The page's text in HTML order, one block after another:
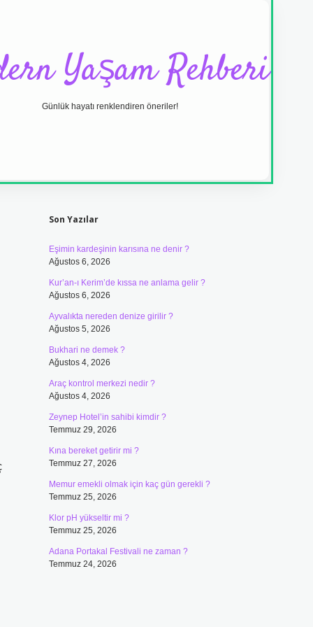
Yaşam Rehberi
Günlük hayatı renklendiren öneriler!
Son Yazılar
Eşimin kardeşinin karısına ne denir ?
Ağustos 6, 2026
Kur’an-ı Kerim’de kıssa ne anlama gelir ?
Ağustos 6, 2026
Ayvalıkta nereden denize girilir ?
Ağustos 5, 2026
Bukhari ne demek ?
Ağustos 4, 2026
Araç kontrol merkezi nedir ?
Ağustos 4, 2026
Zeynep Hotel’in sahibi kimdir ?
Temmuz 29, 2026
Kına bereket getirir mi ?
Temmuz 27, 2026
Memur emekli olmak için kaç gün gerekli ?
Temmuz 25, 2026
Klor pH yükseltir mi ?
Temmuz 25, 2026
Adana Portakal Festivali ne zaman ?
Temmuz 24, 2026